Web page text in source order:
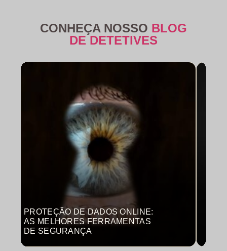
CONHEÇA NOSSO BLOG
DE DETETIVES
PROTEÇÃO DE DADOS ONLINE:
AS MELHORES FERRAMENTAS
DE SEGURANÇA